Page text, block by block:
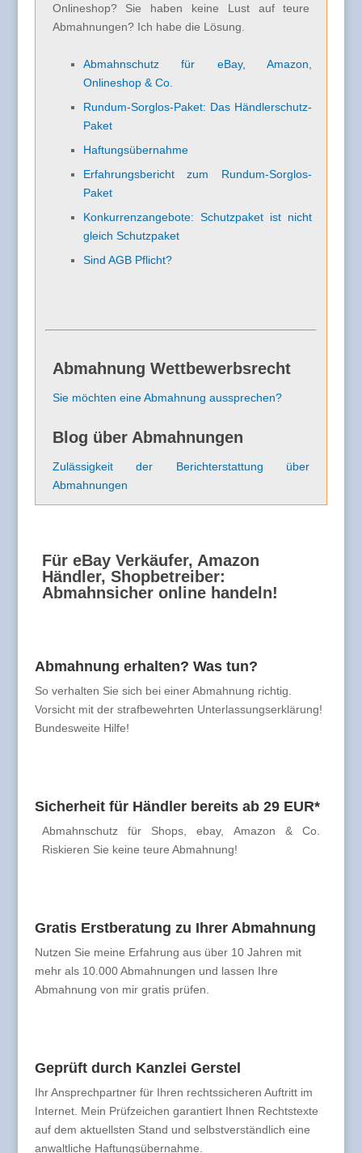
Onlineshop? Sie haben keine Lust auf teure
Abmahnungen? Ich habe die Lösung.
Abmahnschutz für eBay, Amazon,
Onlineshop & Co.
Rundum-Sorglos-Paket: Das Händlerschutz-
Paket
Haftungsübernahme
Erfahrungsbericht zum Rundum-Sorglos-
Paket
Konkurrenzangebote: Schutzpaket ist nicht
gleich Schutzpaket
Sind AGB Pflicht?
Abmahnung Wettbewerbsrecht
Sie möchten eine Abmahnung aussprechen?
Blog über Abmahnungen
Zulässigkeit der Berichterstattung über
Abmahnungen
Für eBay Verkäufer, Amazon
Händler, Shopbetreiber:
Abmahnsicher online handeln!
Abmahnung erhalten? Was tun?
So verhalten Sie sich bei einer Abmahnung richtig.
Vorsicht mit der strafbewehrten Unterlassungserklärung!
Bundesweite Hilfe!
Sicherheit für Händler bereits ab 29 EUR*
Abmahnschutz für Shops, ebay, Amazon & Co.
Riskieren Sie keine teure Abmahnung!
Gratis Erstberatung zu Ihrer Abmahnung
Nutzen Sie meine Erfahrung aus über 10 Jahren mit
mehr als 10.000 Abmahnungen und lassen Ihre
Abmahnung von mir gratis prüfen.
Geprüft durch Kanzlei Gerstel
Ihr Ansprechpartner für Ihren rechtssicheren Auftritt im
Internet. Mein Prüfzeichen garantiert Ihnen Rechtstexte
auf dem aktuellsten Stand und selbstverständlich eine
anwaltliche Haftungsübernahme.